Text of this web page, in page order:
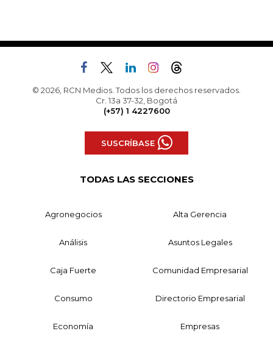
© 2026, RCN Medios. Todos los derechos reservados.
Cr. 13a 37-32, Bogotá
(+57) 1 4227600
SUSCRÍBASE
TODAS LAS SECCIONES
Agronegocios Alta Gerencia
Análisis Asuntos Legales
Caja Fuerte Comunidad Empresarial
Consumo Directorio Empresarial
Economía Empresas